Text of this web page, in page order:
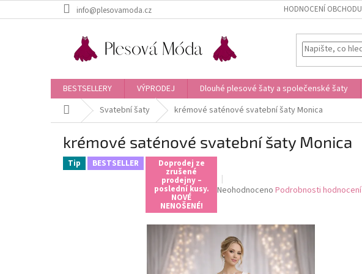
na
info@plesovamoda.cz HODNOCENÍ OBCHODU
BESTSELLERY VÝPRODEJ Dlouhé plesové šaty a společenské šaty
Domů Svatební šaty krémové saténové svatební šaty Monica
krémové saténové svatební šaty Monica
Tip BESTSELLER Doprodej ze
zrušené
prodejny –
poslední kusy.
NOVÉ
NENOŠENÉ!
Průměrné
je
0,0
z
5
hvězdiček.
Neohodnoceno Podrobnosti hodnocení